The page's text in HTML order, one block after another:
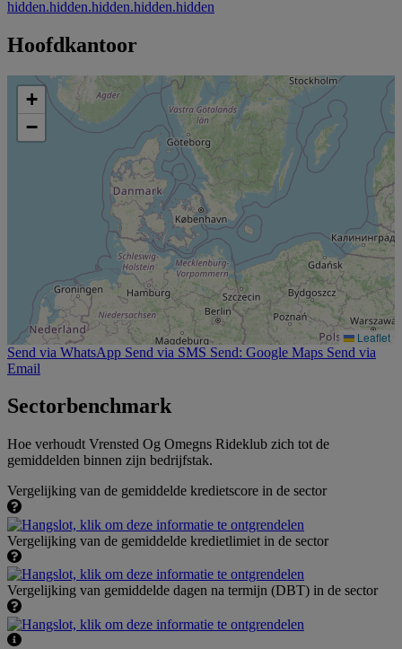
hidden.hidden.hidden.hidden.hidden
Hoofdkantoor
+
−
Leaflet
Send via WhatsApp Send via SMS Send: Google Maps Send via
Email
Sectorbenchmark
Hoe verhoudt Vrensted Og Omegns Rideklub zich tot de
gemiddelden binnen zijn bedrijfstak.
Vergelijking van de gemiddelde kredietscore in de sector
Vergelijking van de gemiddelde kredietlimiet in de sector
Vergelijking van gemiddelde dagen na termijn (DBT) in de sector